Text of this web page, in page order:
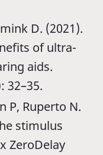
D. (2021).
of ultra-
aids.
32–35.
P, Ruperto N.
stimulus
ZeroDelay